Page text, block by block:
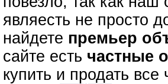
являесть не просто
найдете премьер
сайте есть частные
купить и продать все